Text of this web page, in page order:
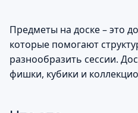
а
л
и
заметок
Редактирование и
удаление
Предметы на доске – это
которые помогают
разнообразить сессии.
фишки, кубики и